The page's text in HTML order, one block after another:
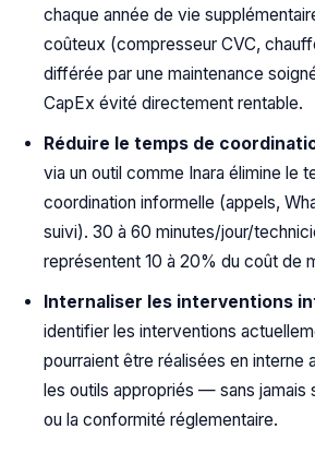
chaque année de vie
coûteux (compresseur CVC,
différée par une maintenance
CapEx évité directement rentable.
Réduire le temps de
via un outil comme Inara élimine le
coordination informelle (appels,
suivi). 30 à 60 minutes/jour/
représentent 10 à 20% du coût de
Internaliser les interventions
identifier les interventions
pourraient être réalisées en interne
les outils appropriés — sans jamais
ou la conformité réglementaire.